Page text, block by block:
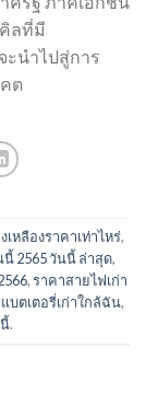
คิลที่มี
นำไปสู่การ
ต
เหลืองราคาเท่าไหร่,
2565 วันนี้ ล่าสุด,
,ราคาสายไฟเก่า
บตเตอรี่เก่าใกล้ฉัน,
.